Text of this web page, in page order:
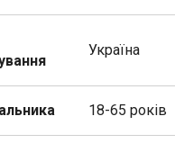
Україна
18-65 років